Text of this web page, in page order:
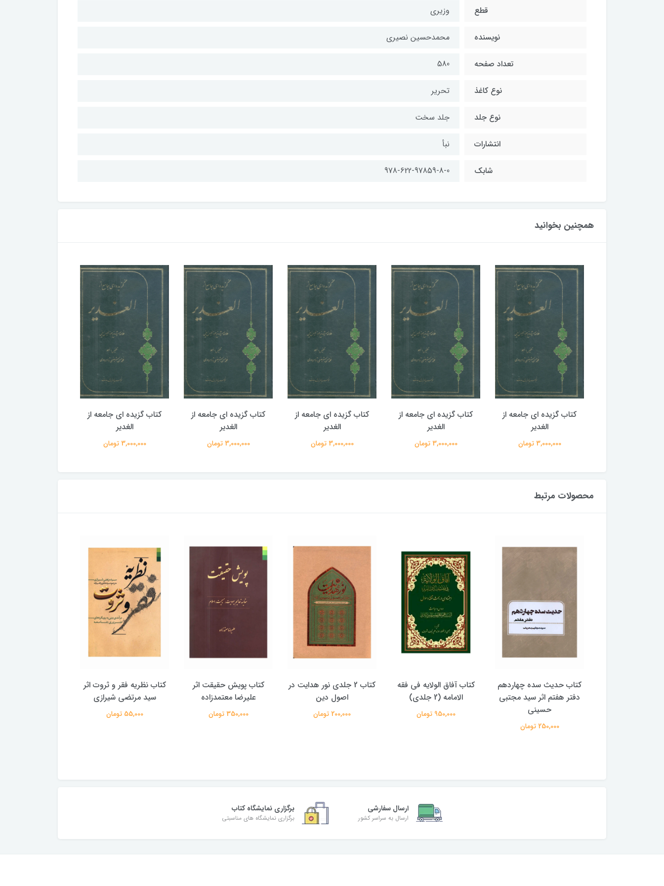
قطع وزیری
نویسنده محمدحسین نصیری
تعداد صفحه 580
نوع کاغذ تحریر
نوع جلد جلد سخت
انتشارات نبأ
شابک 978-622-97859-8-0
همچنین بخوانید
کتاب گزیده ای جامعه از
الغدیر
3,000,000 تومان
کتاب گزیده ای جامعه از
الغدیر
3,000,000 تومان
کتاب گزیده ای جامعه از
الغدیر
3,000,000 تومان
کتاب گزیده ای جامعه از
الغدیر
3,000,000 تومان
کتاب گزیده ای جامعه از
الغدیر
3,000,000 تومان
محصولات مرتبط
کتاب حدیث سده چهاردهم
دفتر هفتم اثر سید مجتبی
حسینی
250,000 تومان
کتاب آفاق الولایه فی فقه
الامامه (2 جلدی)
950,000 تومان
کتاب 2 جلدی نور هدایت در
اصول دین
200,000 تومان
کتاب پویش حقیقت اثر
علیرضا معتمدزاده
350,000 تومان
کتاب نظریه فقر و ثروت اثر
سید مرتضی شیرازی
55,000 تومان
ارسال سفارشی
ارسال به سراسر کشور
برگزاری نمایشگاه کتاب
برگزاری نمایشگاه های مناسبتی